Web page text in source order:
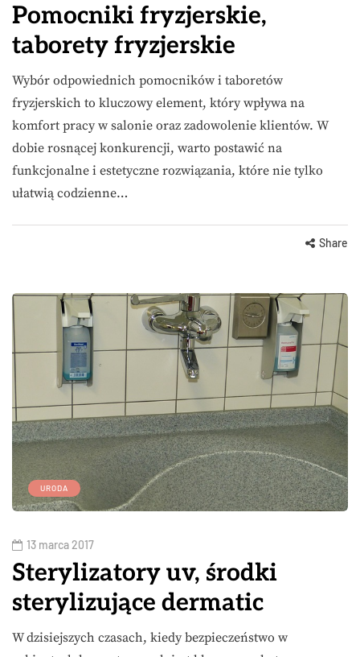
Pomocniki fryzjerskie,
taborety fryzjerskie
Wybór odpowiednich pomocników i taboretów
fryzjerskich to kluczowy element, który wpływa na
komfort pracy w salonie oraz zadowolenie klientów. W
dobie rosnącej konkurencji, warto postawić na
funkcjonalne i estetyczne rozwiązania, które nie tylko
ułatwią codzienne…
Share
URODA
13 marca 2017
Sterylizatory uv, środki
sterylizujące dermatic
W dzisiejszych czasach, kiedy bezpieczeństwo w